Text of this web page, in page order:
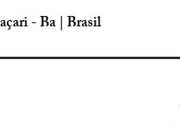
- Ba | Brasil